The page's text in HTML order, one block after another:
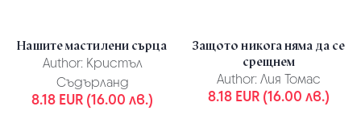
Нашите мастилени сърца
Author: Кристъл
Съдърланд
8.18 EUR (16.00 лв.)
Защото никога няма да се
срещнем
Author: Лия Томас
8.18 EUR (16.00 лв.)